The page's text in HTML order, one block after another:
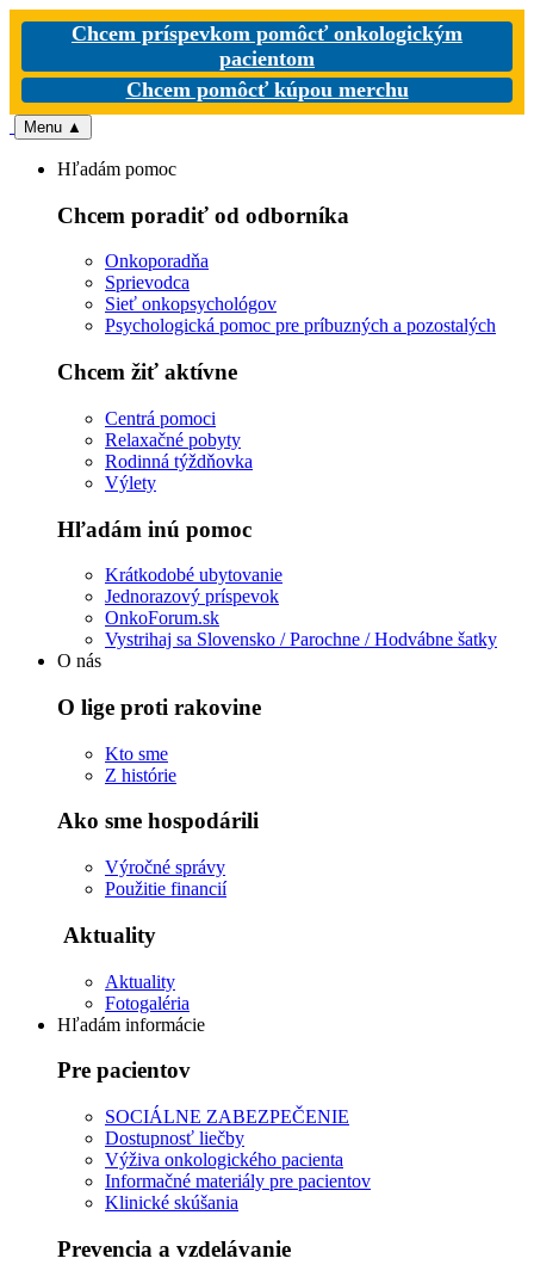
Chcem príspevkom pomôcť onkologickým
pacientom
Chcem pomôcť kúpou merchu
Menu ▲
Hľadám pomoc
Chcem poradiť od odborníka
Onkoporadňa
Sprievodca
Sieť onkopsychológov
Psychologická pomoc pre príbuzných a pozostalých
Chcem žiť aktívne
Centrá pomoci
Relaxačné pobyty
Rodinná týždňovka
Výlety
Hľadám inú pomoc
Krátkodobé ubytovanie
Jednorazový príspevok
OnkoForum.sk
Vystrihaj sa Slovensko / Parochne / Hodvábne šatky
O nás
O lige proti rakovine
Kto sme
Z histórie
Ako sme hospodárili
Výročné správy
Použitie financií
Aktuality
Aktuality
Fotogaléria
Hľadám informácie
Pre pacientov
SOCIÁLNE ZABEZPEČENIE
Dostupnosť liečby
Výživa onkologického pacienta
Informačné materiály pre pacientov
Klinické skúšania
Prevencia a vzdelávanie
Nevyhnutné
cookie nie sú
voliteľné. Sú
potrebné pre
fungovanie
webovej
Štatistiky
Aby sme
zlepšiť
a štruktúru
webovej
základe
používania
webovej
stránky.
spokojnosť
Aby naša
stránka počas
vašej návštevy
fungovala čo
tieto súbory